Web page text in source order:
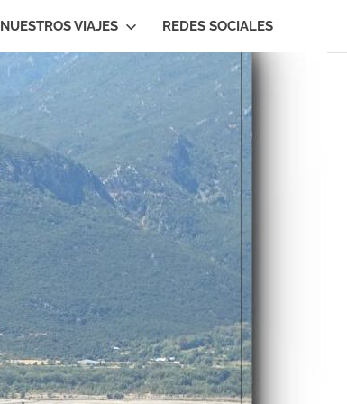
NUESTROS VIAJES REDES SOCIALES